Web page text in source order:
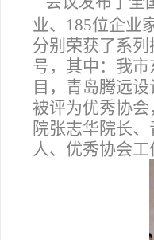
业、185位企业
分别荣获了系
号，其中：我
目，青岛腾远
被评为优秀协
院张志华院长
人、优秀协会工